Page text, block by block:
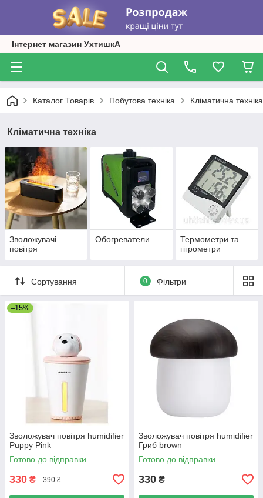
Інтернет магазин УхтишкА
Каталог Товарів Побутова техніка Кліматична техніка
Кліматична техніка
Зволожувачі
повітря
Обогреватели
Термометри та
гігрометри
Сортування 0 Фільтри
–15%
Зволожувач повітря humidifier
Puppy Pink
Готово до відправки
330 ₴ 390 ₴
Зволожувач повітря humidifier
Гриб brown
Готово до відправки
330 ₴